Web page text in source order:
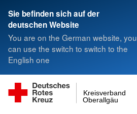
Sie befinden sich auf der
deutschen Website
You are on the German website, you
can use the switch to switch to the
English one
Oberallgäu
Kreisverband